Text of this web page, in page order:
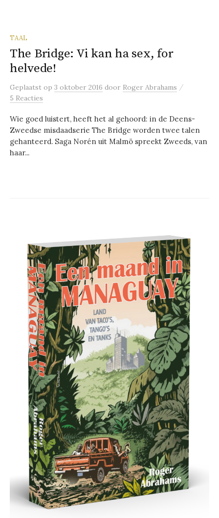
TAAL
The Bridge: Vi kan ha sex, for
helvede!
Geplaatst op 3 oktober 2016 door Roger Abrahams /
5 Reacties
Wie goed luistert, heeft het al gehoord: in de Deens-
Zweedse misdaadserie The Bridge worden twee talen
gehanteerd. Saga Norén uit Malmö spreekt Zweeds, van
haar...